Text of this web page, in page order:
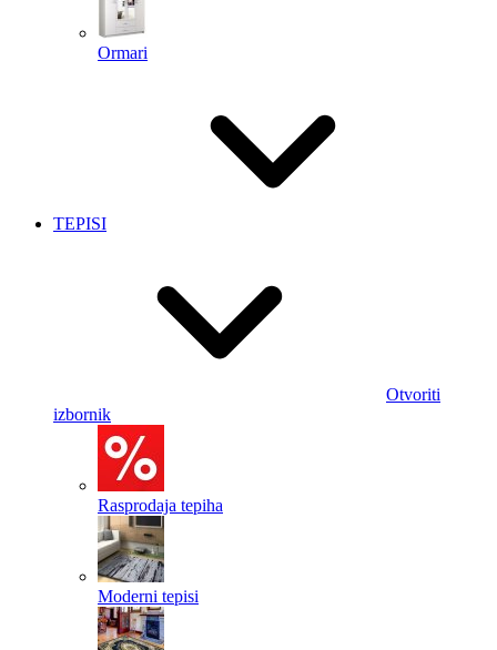
Ormari
TEPISI
Otvoriti
izbornik
Rasprodaja tepiha
Moderni tepisi